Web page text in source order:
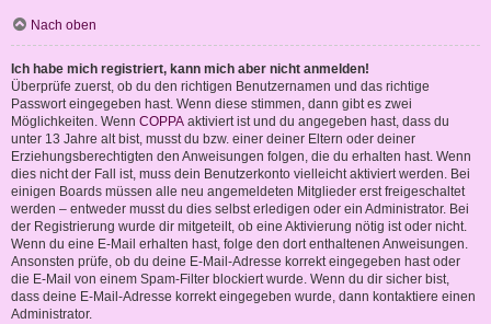
Nach oben
Ich habe mich registriert, kann mich aber nicht anmelden!
Überprüfe zuerst, ob du den richtigen Benutzernamen und das richtige
Passwort eingegeben hast. Wenn diese stimmen, dann gibt es zwei
Möglichkeiten. Wenn COPPA aktiviert ist und du angegeben hast, dass du
unter 13 Jahre alt bist, musst du bzw. einer deiner Eltern oder deiner
Erziehungsberechtigten den Anweisungen folgen, die du erhalten hast. Wenn
dies nicht der Fall ist, muss dein Benutzerkonto vielleicht aktiviert werden. Bei
einigen Boards müssen alle neu angemeldeten Mitglieder erst freigeschaltet
werden – entweder musst du dies selbst erledigen oder ein Administrator. Bei
der Registrierung wurde dir mitgeteilt, ob eine Aktivierung nötig ist oder nicht.
Wenn du eine E-Mail erhalten hast, folge den dort enthaltenen Anweisungen.
Ansonsten prüfe, ob du deine E-Mail-Adresse korrekt eingegeben hast oder
die E-Mail von einem Spam-Filter blockiert wurde. Wenn du dir sicher bist,
dass deine E-Mail-Adresse korrekt eingegeben wurde, dann kontaktiere einen
Administrator.